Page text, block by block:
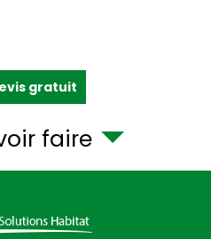
gratuit
faire